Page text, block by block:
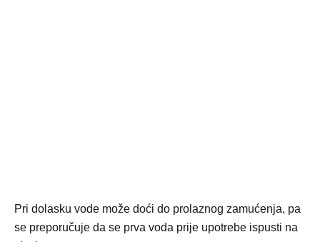
Pri dolasku vode može doći do prolaznog zamućenja, pa
se preporučuje da se prva voda prije upotrebe ispusti na